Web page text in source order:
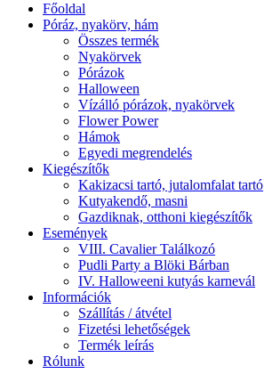
Főoldal
Póráz, nyakörv, hám
Összes termék
Nyakörvek
Pórázok
Halloween
Vízálló pórázok, nyakörvek
Flower Power
Hámok
Egyedi megrendelés
Kiegészítők
Kakizacsi tartó, jutalomfalat tartó
Kutyakendő, masni
Gazdiknak, otthoni kiegészítők
Események
VIII. Cavalier Találkozó
Pudli Party a Blöki Bárban
IV. Halloweeni kutyás karnevál
Információk
Szállítás / átvétel
Fizetési lehetőségek
Termék leírás
Rólunk